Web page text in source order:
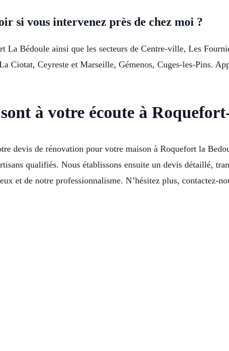
si vous intervenez près de chez moi ?
La Bédoule ainsi que les secteurs de Centre-ville, Les
Ciotat, Ceyreste et Marseille, Gémenos, Cuges-les-Pins.
à votre écoute à
devis de rénovation pour votre maison à Roquefort la
qualifiés. Nous établissons ensuite un devis détaillé,
et de notre professionnalisme. N’hésitez plus, contactez-